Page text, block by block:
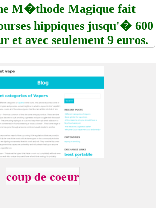
M�thode Magique fait
hippiques jusqu'� 600
et avec seulement 9 euros.
coup de coeur